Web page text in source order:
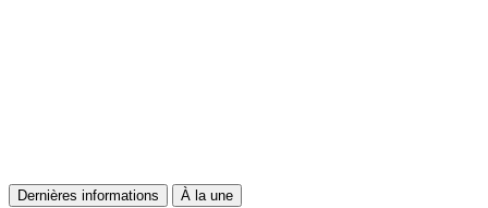
Dernières informations À la une